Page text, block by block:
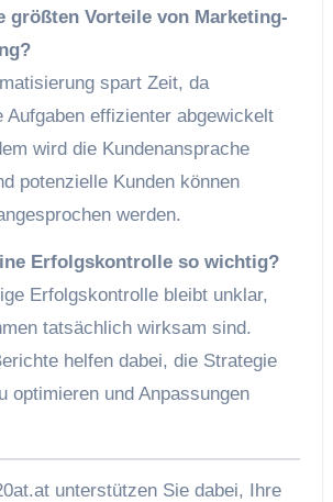
größten Vorteile von Marketing-
spart Zeit, da
Aufgaben effizienter abgewickelt
wird die Kundenansprache
potenzielle Kunden können
werden.
Erfolgskontrolle so wichtig?
Erfolgskontrolle bleibt unklar,
tatsächlich wirksam sind.
helfen dabei, die Strategie
optimieren und Anpassungen
unterstützen Sie dabei, Ihre